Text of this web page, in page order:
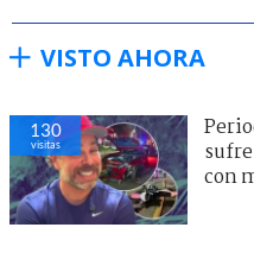
VISTO AHORA
130
visitas
con